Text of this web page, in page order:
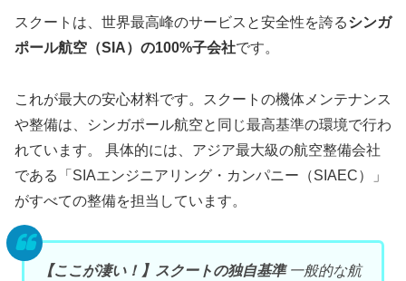
スクートは、世界最高峰のサービスと安全性を誇るシンガ
ポール航空（SIA）の100%子会社です。
これが最大の安心材料です。スクートの機体メンテナンス
や整備は、シンガポール航空と同じ最高基準の環境で行わ
れています。 具体的には、アジア最大級の航空整備会社
である「SIAエンジニアリング・カンパニー（SIAEC）」
がすべての整備を担当しています。
【ここが凄い！】スクートの独自基準一般的な航